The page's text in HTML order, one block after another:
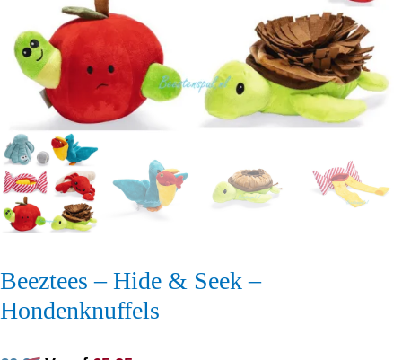
Beeztees – Hide & Seek –
Hondenknuffels